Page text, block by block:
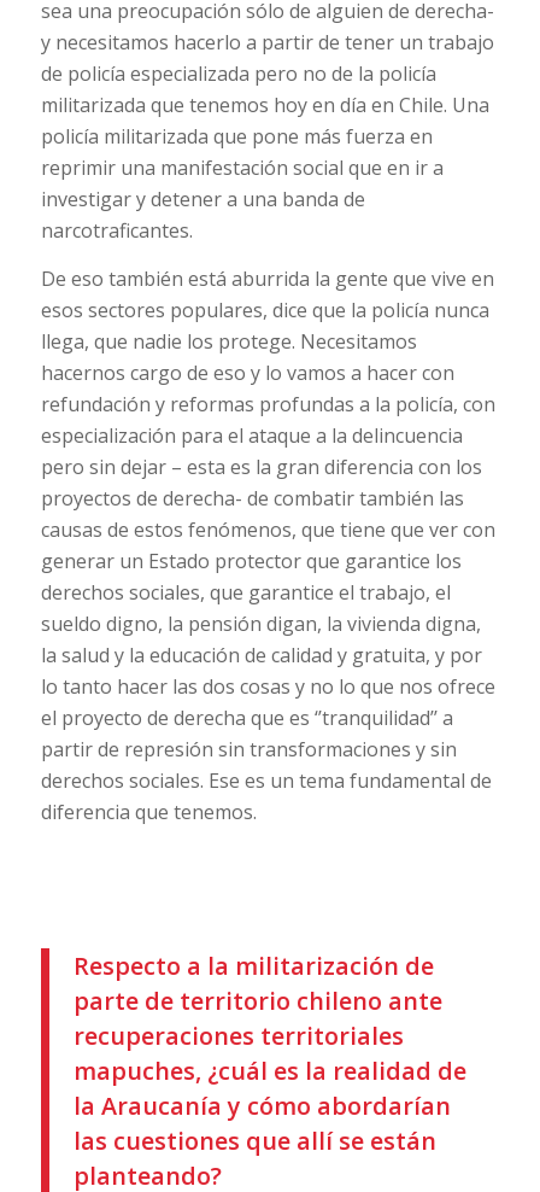
sea una preocupación sólo de alguien de derecha-
y necesitamos hacerlo a partir de tener un trabajo
de policía especializada pero no de la policía
militarizada que tenemos hoy en día en Chile. Una
policía militarizada que pone más fuerza en
reprimir una manifestación social que en ir a
investigar y detener a una banda de
narcotraficantes.
De eso también está aburrida la gente que vive en
esos sectores populares, dice que la policía nunca
llega, que nadie los protege. Necesitamos
hacernos cargo de eso y lo vamos a hacer con
refundación y reformas profundas a la policía, con
especialización para el ataque a la delincuencia
pero sin dejar – esta es la gran diferencia con los
proyectos de derecha- de combatir también las
causas de estos fenómenos, que tiene que ver con
generar un Estado protector que garantice los
derechos sociales, que garantice el trabajo, el
sueldo digno, la pensión digan, la vivienda digna,
la salud y la educación de calidad y gratuita, y por
lo tanto hacer las dos cosas y no lo que nos ofrece
el proyecto de derecha que es ‘’tranquilidad’’ a
partir de represión sin transformaciones y sin
derechos sociales. Ese es un tema fundamental de
diferencia que tenemos.
Respecto a la militarización de
parte de territorio chileno ante
recuperaciones territoriales
mapuches, ¿cuál es la realidad de
la Araucanía y cómo abordarían
las cuestiones que allí se están
planteando?